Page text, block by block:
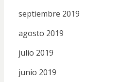
septiembre 2019
agosto 2019
julio 2019
junio 2019